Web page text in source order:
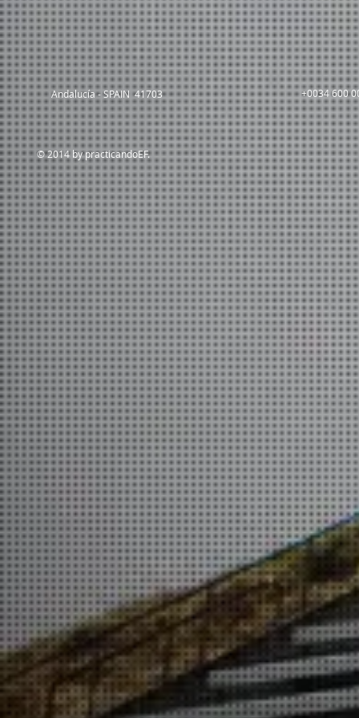
Andalucía - SPAIN 41703 +0034 600
© 2014 by practicandoEF.